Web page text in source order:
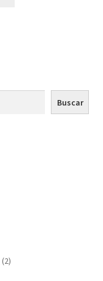
Buscar
22